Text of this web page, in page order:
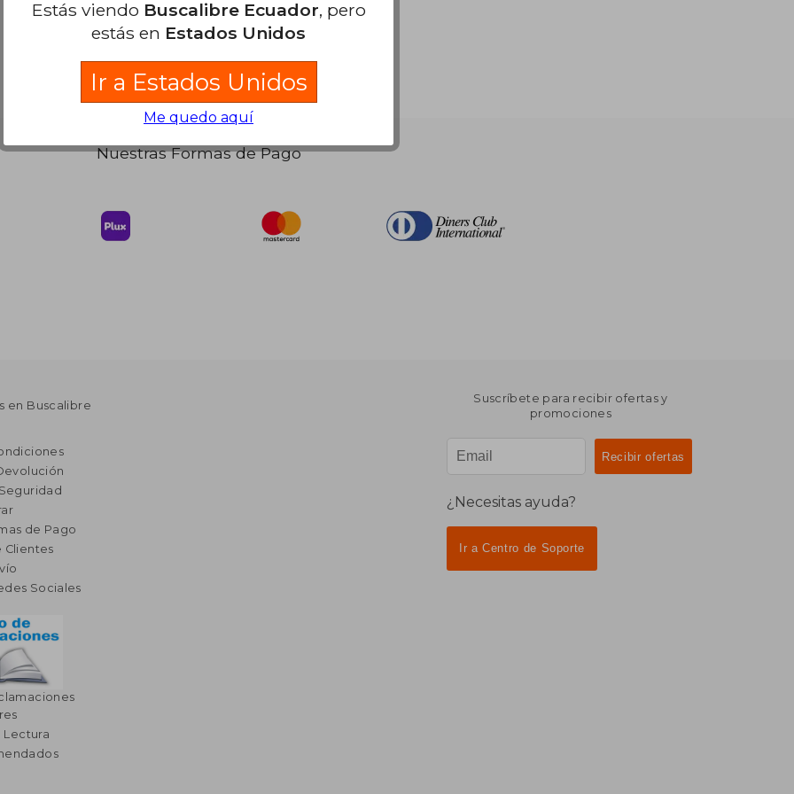
Nuestras Formas de Pago
en Buscalibre
de Pago
Clientes
Sociales
Lectura
Suscríbete para recibir ofertas y
promociones
¿Necesitas ayuda?
Ir a Centro de Soporte
Estás viendo Buscalibre Ecuador, pero
estás en Estados Unidos
Ir a Estados Unidos
Me quedo aquí